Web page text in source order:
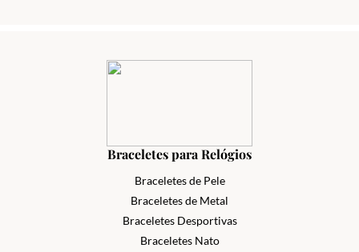
Braceletes para Relógios
Braceletes de Pele
Braceletes de Metal
Braceletes Desportivas
Braceletes Nato